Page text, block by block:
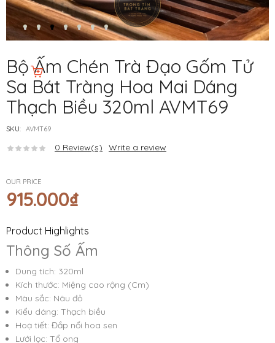
Bộ Ấm Chén Trà Đạo Gốm Tử
Sa Bát Tràng Hoa Mai Dáng
Thạch Biều 320ml AVMT69
SKU: AVMT69
0 Review(s) Write a review
OUR PRICE
915.000₫
Product Highlights
Thông Số Ấm
Dung tích: 320ml
Kích thước: Miệng cao rộng (Cm)
Màu sắc: Nâu đỏ
Kiểu dáng: Thạch biều
Hoạ tiết: Đắp nổi hoa sen
Lưới lọc: Tổ ong